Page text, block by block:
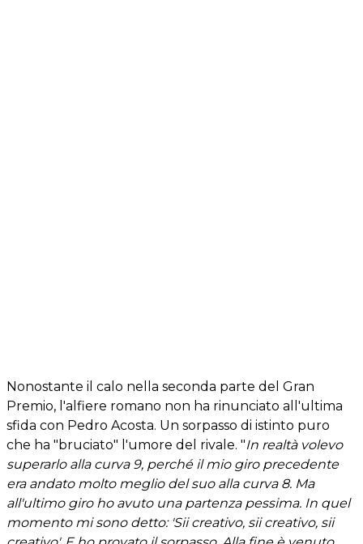
Nonostante il calo nella seconda parte del Gran
Premio, l'alfiere romano non ha rinunciato all'ultima
sfida con Pedro Acosta. Un sorpasso di istinto puro
che ha "bruciato" l'umore del rivale. "In realtà volevo
superarlo alla curva 9, perché il mio giro precedente
era andato molto meglio del suo alla curva 8. Ma
all'ultimo giro ho avuto una partenza pessima. In quel
momento mi sono detto: 'Sii creativo, sii creativo, sii